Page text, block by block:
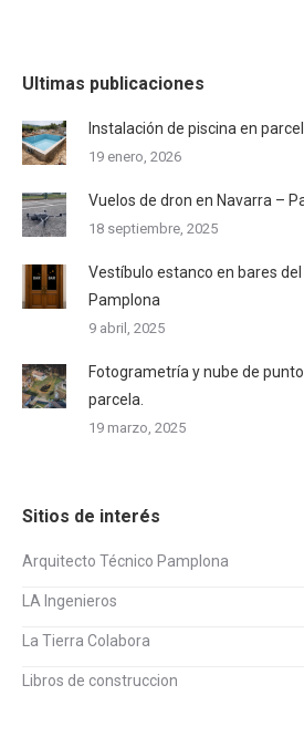
Ultimas publicaciones
Instalación de piscina en
19 enero, 2026
Vuelos de dron en Navarra –
18 septiembre, 2025
Vestíbulo estanco en bares
Pamplona
9 abril, 2025
Fotogrametría y nube de
parcela.
19 marzo, 2025
Sitios de interés
Arquitecto Técnico Pamplona
LA Ingenieros
La Tierra Colabora
Libros de construccion